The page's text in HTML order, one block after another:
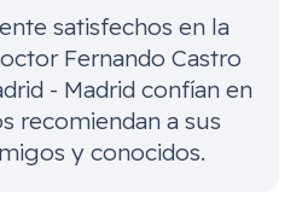
satisfechos en la
Fernando Castro
- Madrid confían en
recomiendan a sus
y conocidos.